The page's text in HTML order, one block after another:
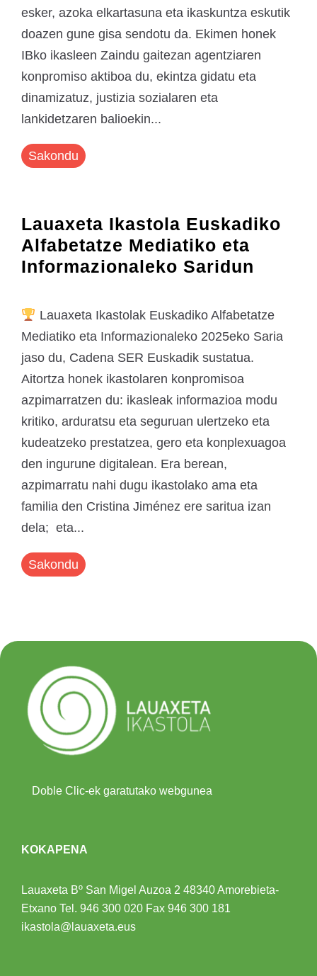
esker, azoka elkartasuna eta ikaskuntza eskutik
doazen gune gisa sendotu da. Ekimen honek
IBko ikasleen Zaindu gaitezan agentziaren
konpromiso aktiboa du, ekintza gidatu eta
dinamizatuz, justizia sozialaren eta
lankidetzaren balioekin...
Sakondu
Lauaxeta Ikastola Euskadiko
Alfabetatze Mediatiko eta
Informazionaleko Saridun
Lauaxeta Ikastolak Euskadiko Alfabetatze
Mediatiko eta Informazionaleko 2025eko Saria
jaso du, Cadena SER Euskadik sustatua.
Aitortza honek ikastolaren konpromisoa
azpimarratzen du: ikasleak informazioa modu
kritiko, arduratsu eta seguruan ulertzeko eta
kudeatzeko prestatzea, gero eta konplexuagoa
den ingurune digitalean. Era berean,
azpimarratu nahi dugu ikastolako ama eta
familia den Cristina Jiménez ere saritua izan
dela; eta...
Sakondu
Doble Clic-ek garatutako webgunea
KOKAPENA
Lauaxeta Bº San Migel Auzoa 2 48340 Amorebieta-
Etxano Tel. 946 300 020 Fax 946 300 181
ikastola@lauaxeta.eus